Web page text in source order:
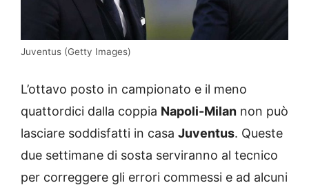
Juventus (Getty Images)
L’ottavo posto in campionato e il meno
quattordici dalla coppia Napoli-Milan non può
lasciare soddisfatti in casa Juventus. Queste
due settimane di sosta serviranno al tecnico
per correggere gli errori commessi e ad alcuni